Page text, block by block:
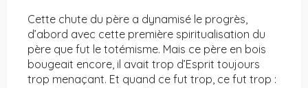
Cette chute du père a dynamisé le progrès,
d’abord avec cette première spiritualisation du
père que fut le totémisme. Mais ce père en bois
bougeait encore, il avait trop d’Esprit toujours
trop menaçant. Et quand ce fut trop, ce fut trop :